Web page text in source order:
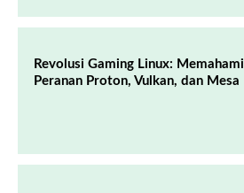
Revolusi Gaming Linux: Memahami
Peranan Proton, Vulkan, dan Mesa